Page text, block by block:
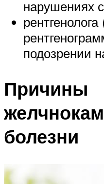
нарушениях
подозрении
Причины
болезни